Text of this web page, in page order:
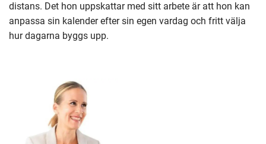
distans. Det hon uppskattar med sitt arbete är att hon kan
anpassa sin kalender efter sin egen vardag och fritt välja
hur dagarna byggs upp.